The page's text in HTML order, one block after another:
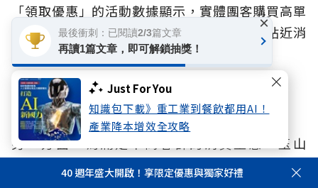
Just For You
知識包下載》重工業到餐飲都用AI！
產業降本增效全攻略
「領取優惠」的活動數據顯示，實體團客購買高單
價套裝行程的需求強勁，進而主動讓回饋更貼近消
費者的實際需求。
首創訂閱制「UP選」，提升黏著度
另一方面，為滿足不同客群的消費型態，玉山
Unicard 規劃三大回饋方案：預設的「簡單選」
40 週年盛大開啟！享限定優惠與獨家好禮
最後衝刺：已閱讀2/3篇文章
再讀1篇文章，即可解鎖抽獎！
×